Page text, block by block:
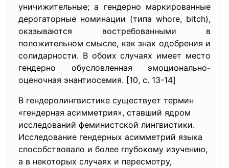
уничижительные; а гендерно маркированные
дерогаторные номинации (типа whore, bitch),
оказываются востребованными в
положительном смысле, как знак одобрения и
солидарности. В обоих случаях имеет место
гендерно обусловленная эмоционально-
оценочная энантиосемия. [10, c. 13-14]
В гендеролингвистике существует термин
«гендерная асимметрия», ставший ядром
исследований феминистской лингвистики.
Исследование гендерных асимметрий языка
способствовало и более глубокому изучению,
а в некоторых случаях и пересмотру,